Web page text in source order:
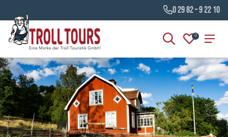
0 29 82 – 9 22 10
0